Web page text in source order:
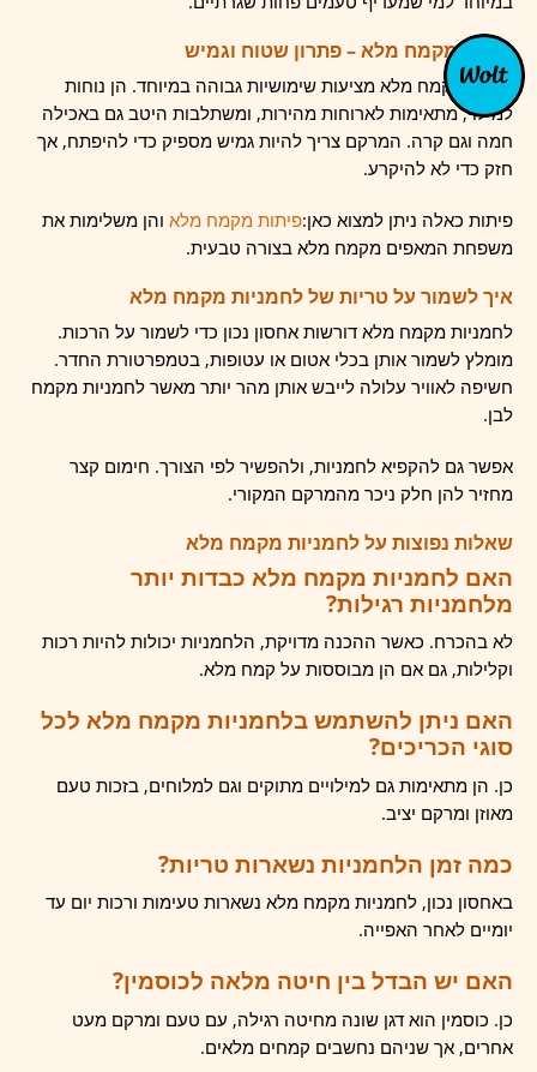
פיתות מקמח מלא – פתרון שטוח וגמיש
פיתות מקמח מלא מציעות שימושיות גבוהה במיוחד. הן נוחות
למילוי, מתאימות לארוחות מהירות, ומשתלבות היטב גם באכילה
חמה וגם קרה. המרקם צריך להיות גמיש מספיק כדי להיפתח, אך
חזק כדי לא להיקרע.
פיתות כאלה ניתן למצוא כאן:פיתות מקמח מלא והן משלימות את
משפחת המאפים מקמח מלא בצורה טבעית.
איך לשמור על טריות של לחמניות מקמח מלא
לחמניות מקמח מלא דורשות אחסון נכון כדי לשמור על הרכות.
מומלץ לשמור אותן בכלי אטום או עטופות, בטמפרטורת החדר.
חשיפה לאוויר עלולה לייבש אותן מהר יותר מאשר לחמניות מקמח
לבן.
אפשר גם להקפיא לחמניות, ולהפשיר לפי הצורך. חימום קצר
מחזיר להן חלק ניכר מהמרקם המקורי.
שאלות נפוצות על לחמניות מקמח מלא
האם לחמניות מקמח מלא כבדות יותר
מלחמניות רגילות?
לא בהכרח. כאשר ההכנה מדויקת, הלחמניות יכולות להיות רכות
וקלילות, גם אם הן מבוססות על קמח מלא.
האם ניתן להשתמש בלחמניות מקמח מלא לכל
סוגי הכריכים?
כן. הן מתאימות גם למילויים מתוקים וגם למלוחים, בזכות טעם
מאוזן ומרקם יציב.
כמה זמן הלחמניות נשארות טריות?
באחסון נכון, לחמניות מקמח מלא נשארות טעימות ורכות יום עד
יומיים לאחר האפייה.
האם יש הבדל בין חיטה מלאה לכוסמין?
כן. כוסמין הוא דגן שונה מחיטה רגילה, עם טעם ומרקם מעט
אחרים, אך שניהם נחשבים קמחים מלאים.